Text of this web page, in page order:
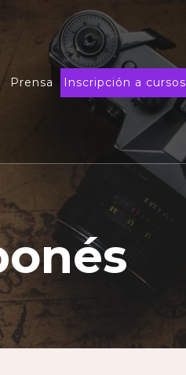
Prensa Inscripción a cursos